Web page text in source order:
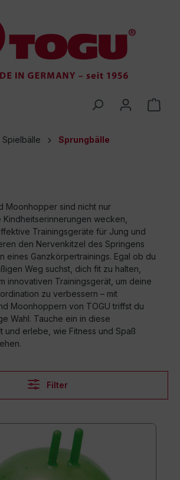
Spielbälle Sprungbälle
Moonhopper sind nicht nur
wecken,
Trainingsgeräte für Jung und
den Nervenkitzel des Springens
eines Ganzkörpertrainings. Egal ob du
Weg suchst, dich fit zu halten,
innovativen Trainingsgerät, um deine
zu verbessern – mit
Moonhoppern von TOGU triffst du
Wahl. Tauche ein in diese
und erlebe, wie Fitness und Spaß
Filter